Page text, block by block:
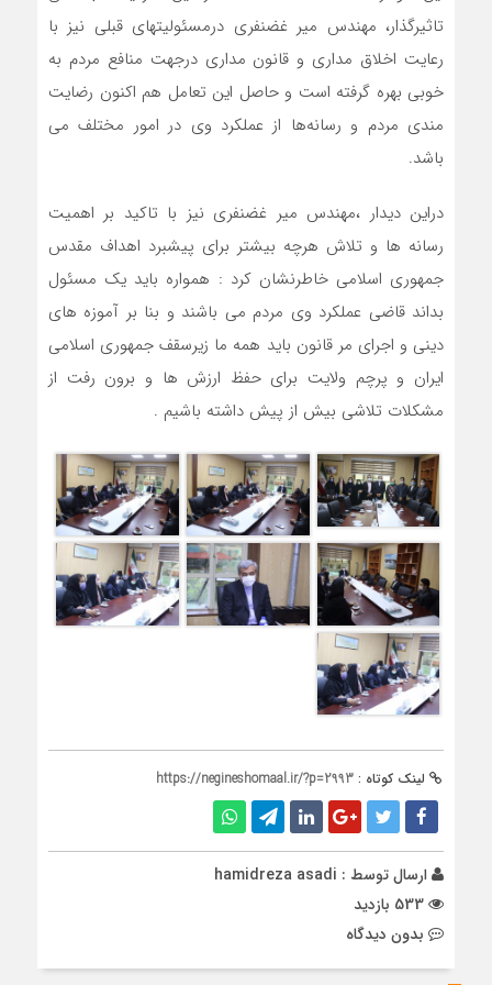
تاثیرگذار، مهندس میر غضنفری درمسئولیتهای قبلی نیز با
رعایت اخلاق مداری و قانون مداری درجهت منافع مردم به
خوبی بهره گرفته است و حاصل این تعامل هم اکنون رضایت
مندی مردم و رسانه‌ها از عملکرد وی در امور مختلف می
باشد.
دراین دیدار ،مهندس میر غضنفری نیز با تاکید بر اهمیت
رسانه ها و تلاش هرچه بیشتر برای پیشبرد اهداف مقدس
جمهوری اسلامی خاطرنشان کرد : همواره باید یک مسئول
بداند قاضی عملکرد وی مردم می باشند و بنا بر آموزه های
دینی و اجرای مر قانون باید همه ما زیرسقف جمهوری اسلامی
ایران و پرچم ولایت برای حفظ ارزش ها و برون رفت از
مشکلات تلاشی بیش از پیش داشته باشیم .
لینک کوتاه : https://negineshomaal.ir/?p=2993
ارسال توسط : hamidreza asadi
بدون دیدگاه